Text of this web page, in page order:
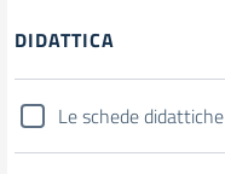
DIDATTICA
Le schede didattiche